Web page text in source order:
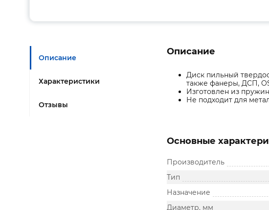
Описание
Характеристики
Отзывы
Описание
Диск пильный
также фанеры, ДСП,
Изготовлен из
Не подходит для
Основные
Производитель
Тип
Назначение
Диаметр, мм